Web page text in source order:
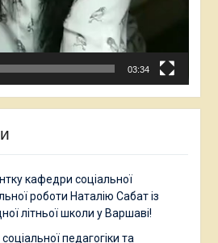
03:34
кафедри соціальної
роботи Наталію Сабат із
літньої школи у Варшаві!
педагогіки та